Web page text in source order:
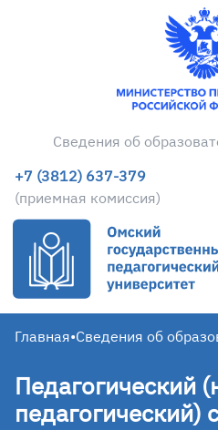
Сведения об
+7 (3812) 637-379
(приемная комиссия)
Главная•Сведения об
Педагогический
педагогический)